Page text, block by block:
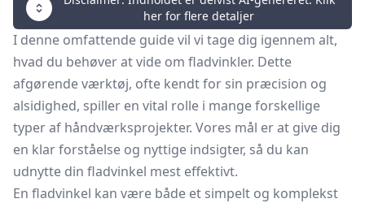
her for flere detaljer
I denne omfattende guide vil vi tage dig igennem alt,
hvad du behøver at vide om fladvinkler. Dette
afgørende værktøj, ofte kendt for sin præcision og
alsidighed, spiller en vital rolle i mange forskellige
typer af håndværksprojekter. Vores mål er at give dig
en klar forståelse og nyttige indsigter, så du kan
udnytte din fladvinkel mest effektivt.
En fladvinkel kan være både et simpelt og komplekst